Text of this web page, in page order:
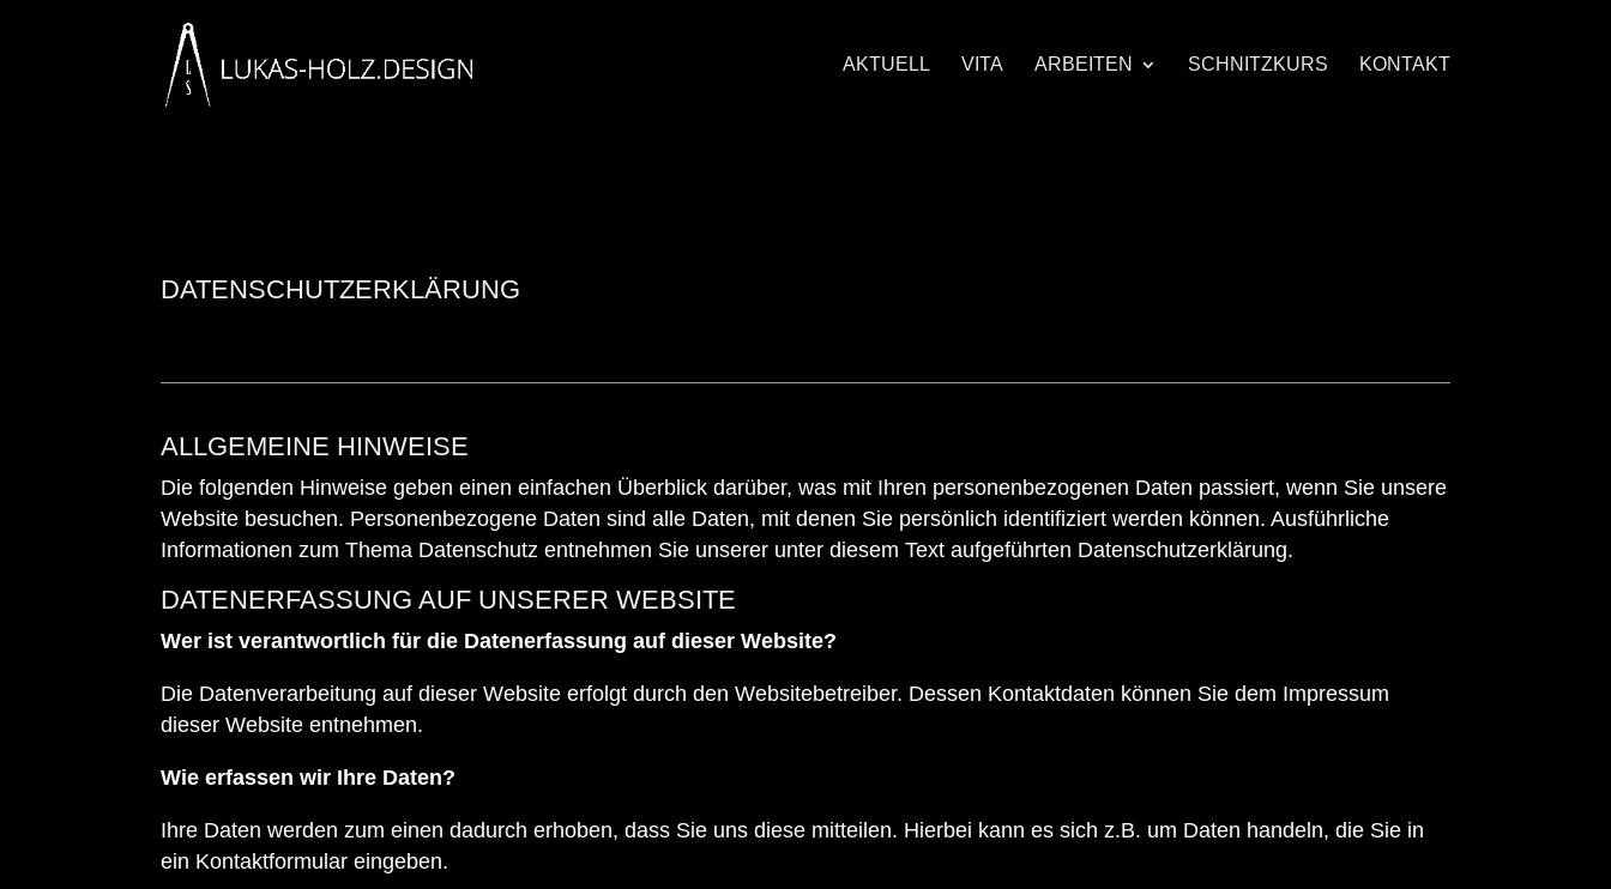
AKTUELL VITA ARBEITEN SCHNITZKURS KONTAKT
DATENSCHUTZERKLÄRUNG
ALLGEMEINE HINWEISE
Die folgenden Hinweise geben einen einfachen Überblick darüber, was mit Ihren personenbezogenen Daten passiert, wenn Sie unsere
Website besuchen. Personenbezogene Daten sind alle Daten, mit denen Sie persönlich identifiziert werden können. Ausführliche
Informationen zum Thema Datenschutz entnehmen Sie unserer unter diesem Text aufgeführten Datenschutzerklärung.
DATENERFASSUNG AUF UNSERER WEBSITE
Wer ist verantwortlich für die Datenerfassung auf dieser Website?
Die Datenverarbeitung auf dieser Website erfolgt durch den Websitebetreiber. Dessen Kontaktdaten können Sie dem Impressum
dieser Website entnehmen.
Wie erfassen wir Ihre Daten?
Ihre Daten werden zum einen dadurch erhoben, dass Sie uns diese mitteilen. Hierbei kann es sich z.B. um Daten handeln, die Sie in
ein Kontaktformular eingeben.